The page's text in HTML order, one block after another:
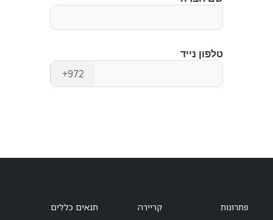
פתרונות
קריירה
תנאים כללים